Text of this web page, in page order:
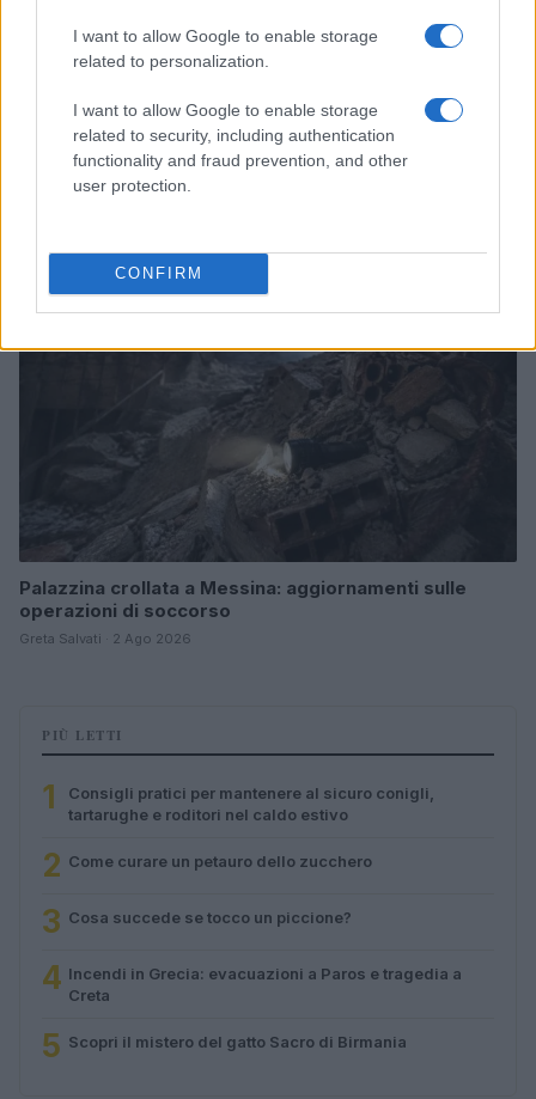
I want to allow Google to enable storage
related to personalization.
I want to allow Google to enable storage
related to security, including authentication
functionality and fraud prevention, and other
user protection.
CONFIRM
Crollo a Pistunina: vigili del fuoco al lavoro per trovare
i superstiti
ALTRI ANIMALI
Palazzina crollata a Messina: aggiornamenti sulle
operazioni di soccorso
Greta Salvati · 2 Ago 2026
PIÙ LETTI
1
Consigli pratici per mantenere al sicuro conigli,
tartarughe e roditori nel caldo estivo
2 Come curare un petauro dello zucchero
3 Cosa succede se tocco un piccione?
4 Incendi in Grecia: evacuazioni a Paros e tragedia a
Creta
5 Scopri il mistero del gatto Sacro di Birmania